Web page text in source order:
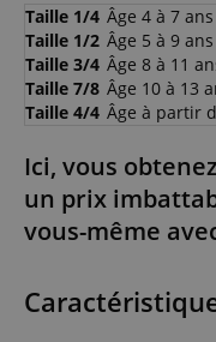
Taille 1/4 Âge 4 à 7 ans
Taille 1/2 Âge 5 à 9 ans
Taille 3/4 Âge 8 à 11
Taille 7/8 Âge 10 à 13
Taille 4/4 Âge à partir
Ici, vous
un prix
vous-même